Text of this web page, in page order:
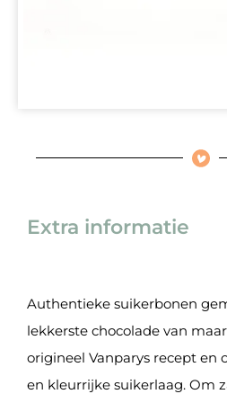
Extra informatie
Authentieke suikerbonen
lekkerste chocolade van
origineel Vanparys recept en
en kleurrijke suikerlaag. Om